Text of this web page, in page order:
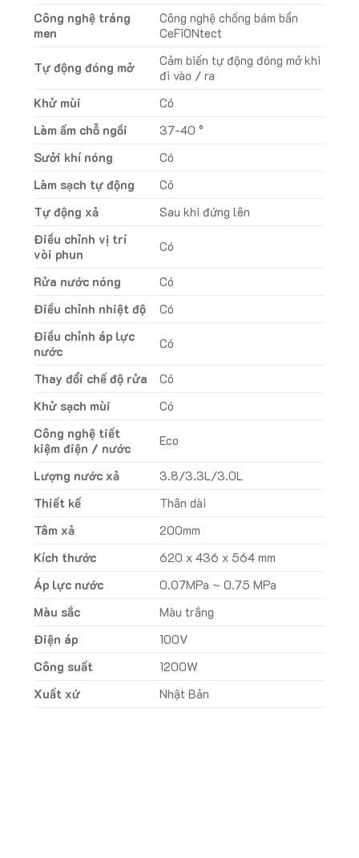
Công nghệ tráng
men
Công nghệ chống bám bẩn
CeFiONtect
Tự động đóng mở
Cảm biến tự động đóng mở khi
đi vào / ra
Khử mùi
Có
Làm ấm chỗ ngồi
37-40 °
Sưởi khí nóng
Có
Làm sạch tự động
Có
Tự động xả
Sau khi đứng lên
Điều chỉnh vị trí
vòi phun
Có
Rửa nước nóng
Có
Điều chỉnh nhiệt độ
Có
Điều chỉnh áp lực
nước
Có
Thay đổi chế độ rửa
Có
Khử sạch mùi
Có
Công nghệ tiết
kiệm điện / nước
Eco
Lượng nước xả
3.8/3.3L/3.0L
Thiết kế
Thân dài
Tâm xả
200mm
Kích thước
620 x 436 x 564 mm
Áp lực nước
0.07MPa ~ 0.75 MPa
Màu sắc
Màu trắng
Điện áp
100V
Công suất
1200W
Xuất xứ
Nhật Bản